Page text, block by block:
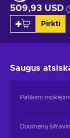
509,93 USD
Pirkti
Saugus
Patikimi
Duomenų